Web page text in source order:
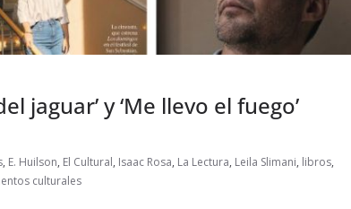
jaguar’ y ‘Me llevo el fuego’
, E. Huilson, El Cultural, Isaac Rosa, La Lectura, Leila Slimani, libros,
culturales